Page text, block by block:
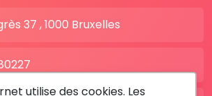
37 , 1000 Bruxelles
utilise des cookies. Les